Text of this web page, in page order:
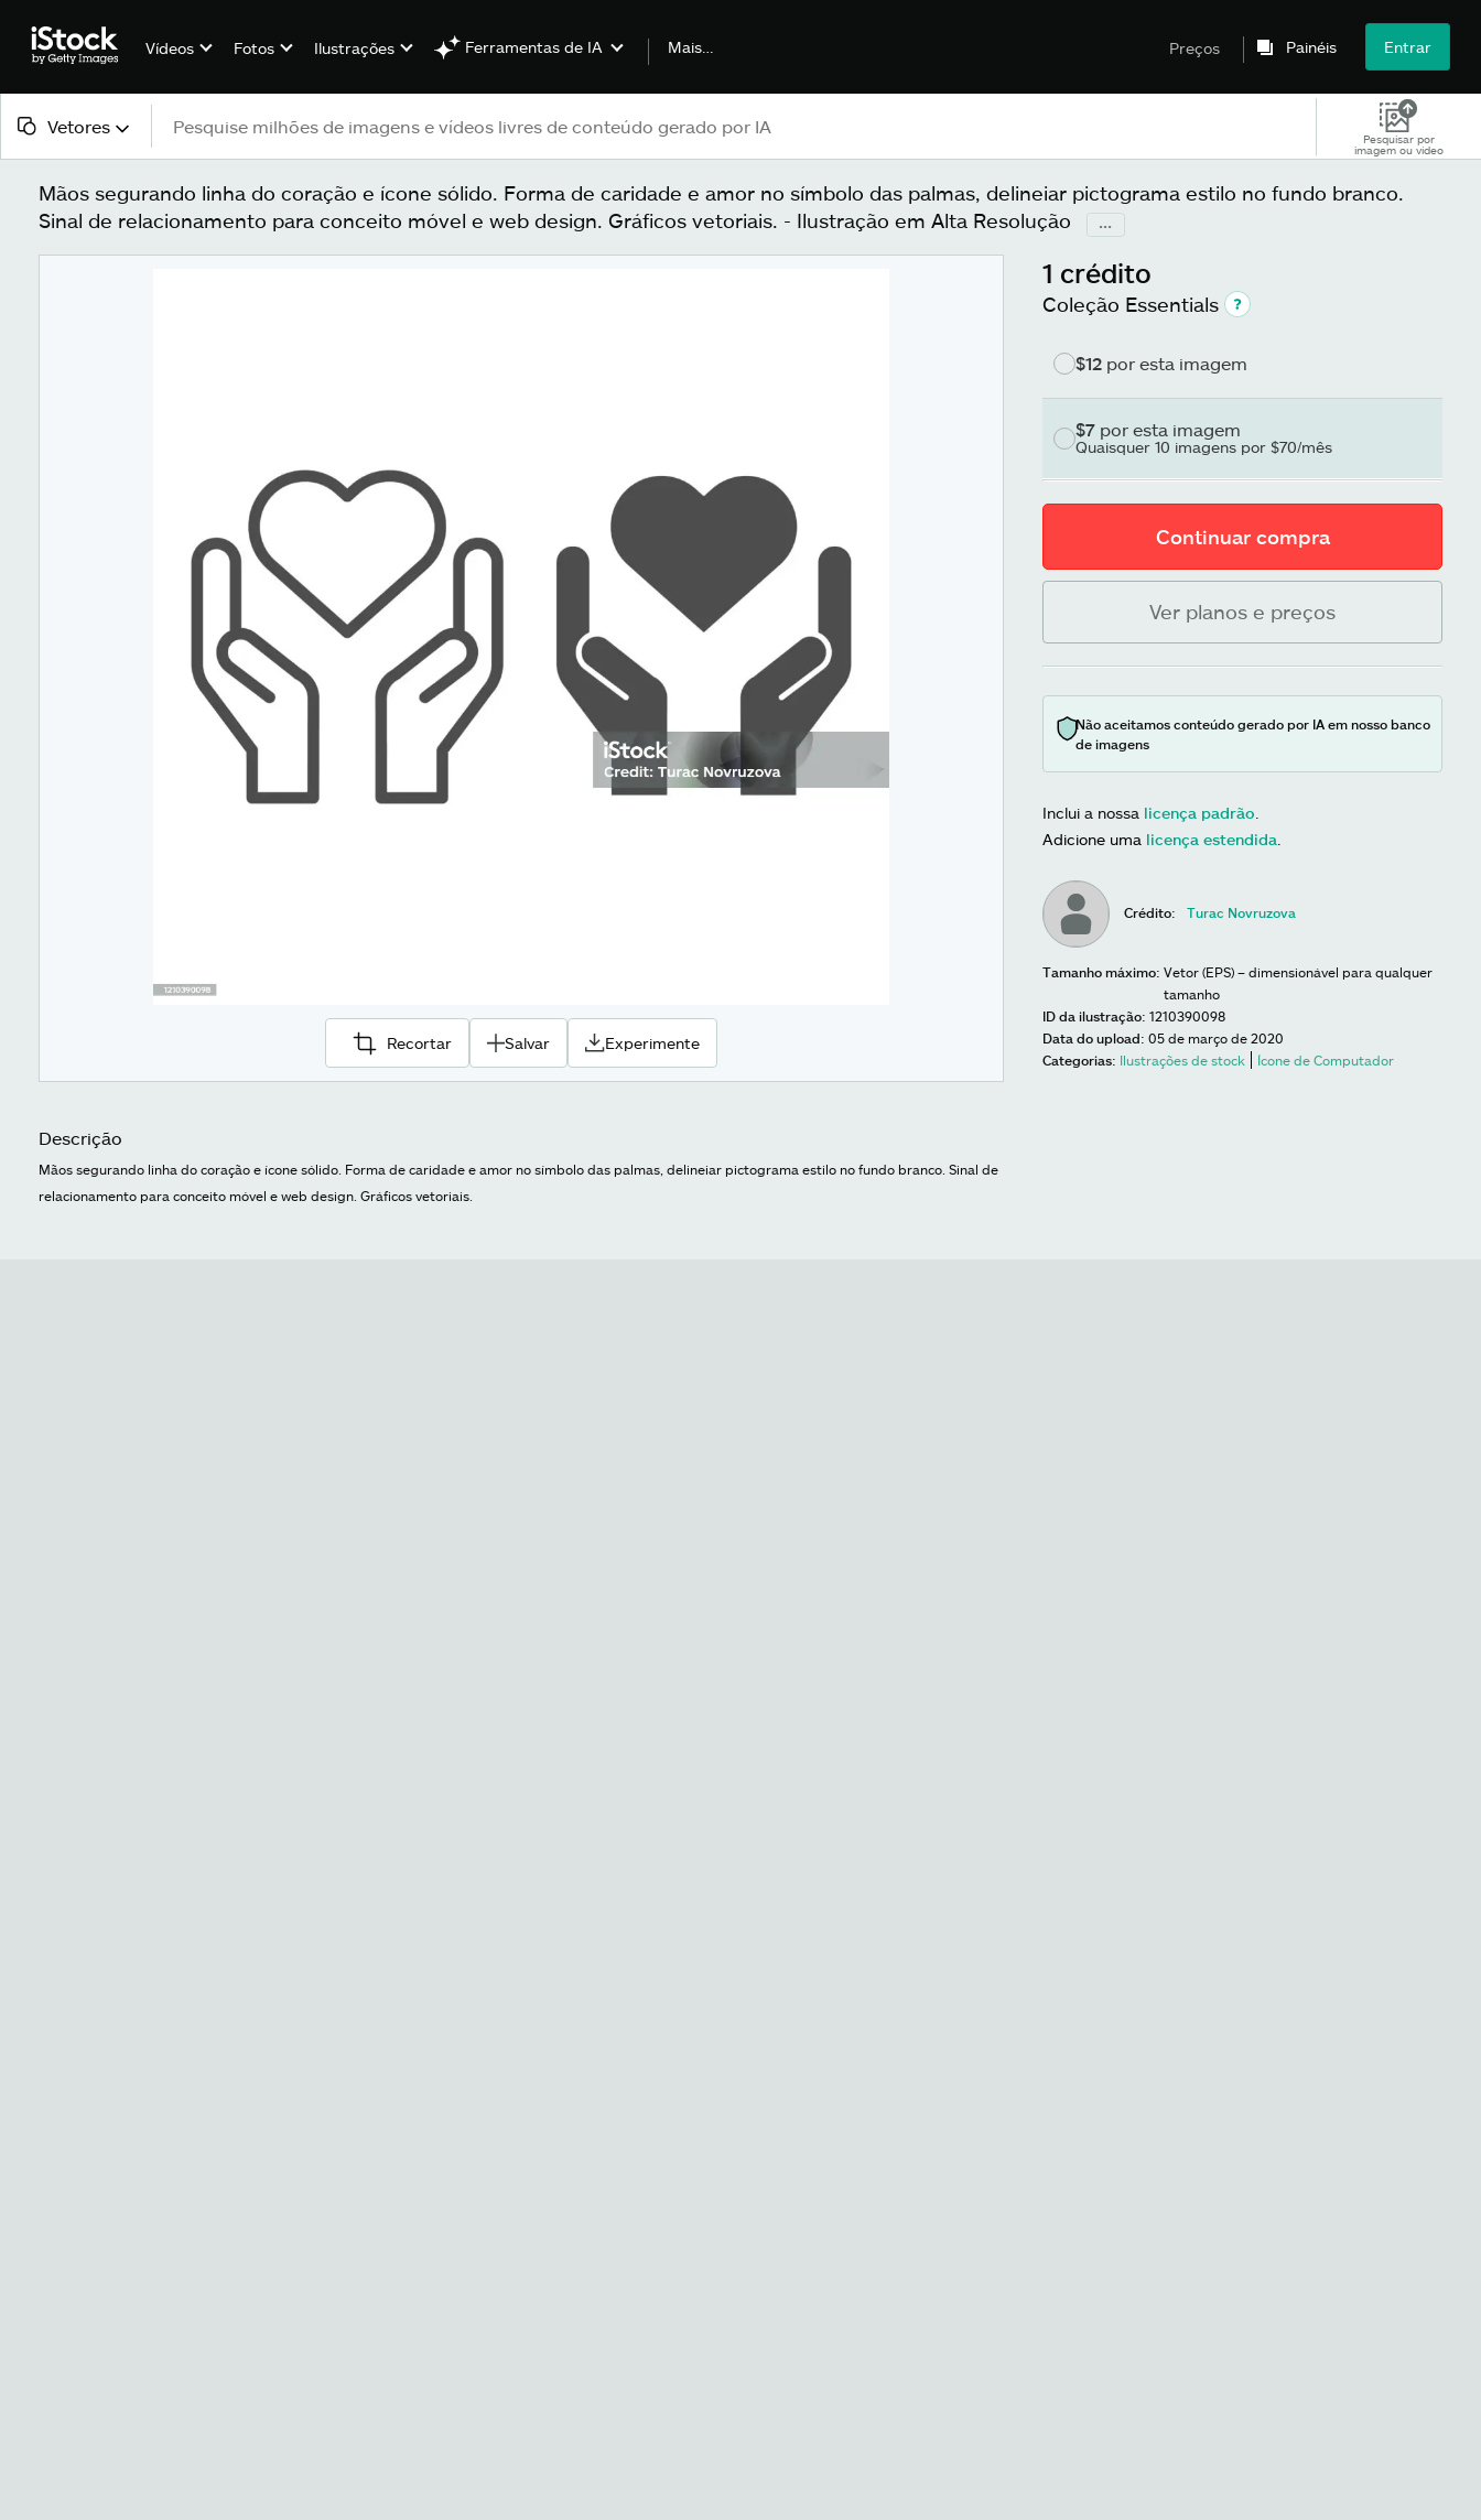
Vídeos Fotos Ilustrações Ferramentas de IA Mais… Preços Painéis Entrar
Vetores
Todo o conteúdo
Imagens
Pesquisar por
imagem ou vídeo
Mãos segurando linha do coração e ícone sólido. Forma de caridade e amor no símbolo das palmas, delineiar pictograma estilo no fundo branco.
Sinal de relacionamento para conceito móvel e web design. Gráficos vetoriais. - Ilustração em Alta Resolução
...
Recortar Salvar Experimente
Descrição
Mãos segurando linha do coração e ícone sólido. Forma de caridade e amor no símbolo das palmas, delineiar pictograma estilo no fundo branco. Sinal de
relacionamento para conceito móvel e web design. Gráficos vetoriais.
1 crédito
Coleção Essentials
$12 por esta imagem
$7 por esta imagem
Quaisquer 10 imagens por $70/mês
Continuar compra
Ver planos e preços
Não aceitamos conteúdo gerado por IA em nosso banco
de imagens
Inclui a nossa licença padrão
Adicione uma licença estendida
Crédito: Turac Novruzova
Tamanho máximo: Vetor (EPS) – dimensionável para qualquer
tamanho
ID da ilustração: 1210390098
Data do upload: 05 de março de 2020
Categorias: Ilustrações de stock Ícone de Computador